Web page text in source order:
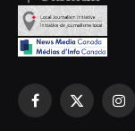
Facebook
X